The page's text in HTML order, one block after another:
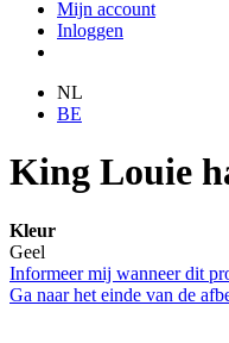
Mijn account
Inloggen
NL
BE
King Louie
Kleur
Geel
Informeer mij wanneer dit
Ga naar het einde van de